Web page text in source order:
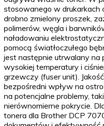
stosowanego w
drobno zmielony proszek,
polimerów, węgla i
naładowaniu
pomocą światłoczułego
jest następnie utrwalany na
wysokiej temperatury i
grzewczy (fuser unit).
bezpośredni wpływ na
na potencjalne problemy,
nierównomierne pokrycie.
tonera dla Brother DCP